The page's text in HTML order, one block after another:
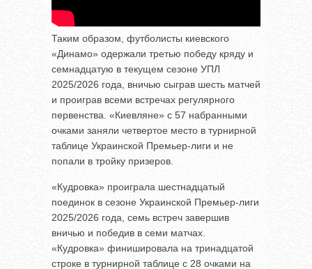
Таким образом, футболисты киевского
«Динамо» одержали третью победу кряду и
семнадцатую в текущем сезоне УПЛ
2025/2026 года, вничью сыграв шесть матчей
и проиграв всеми встречах регулярного
первенства. «Киевляне» с 57 набранными
очками заняли четвертое место в турнирной
таблице Украинской Премьер-лиги и не
попали в тройку призеров.
«Кудровка» проиграла шестнадцатый
поединок в сезоне Украинской Премьер-лиги
2025/2026 года, семь встреч завершив
вничью и победив в семи матчах.
«Кудровка» финишировала на тринадцатой
строке в турнирной таблице с 28 очками на